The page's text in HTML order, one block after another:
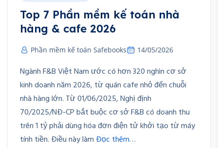
Top 7 Phần mềm kế toán nhà
hàng & cafe 2026
Phần mềm kế toán Safebooks 14/05/2026
Ngành F&B Việt Nam ước có hơn 320 nghìn cơ sở
kinh doanh năm 2026, từ quán cafe nhỏ đến chuỗi
nhà hàng lớn. Từ 01/06/2025, Nghị định
70/2025/NĐ-CP bắt buộc cơ sở F&B có doanh thu
trên 1 tỷ phải dùng hóa đơn điện tử khởi tạo từ máy
tính tiền. Điều này làm Đọc thêm…